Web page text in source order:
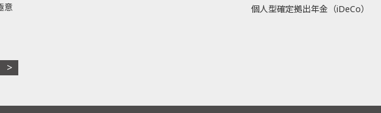
意
個人型確定拠出年金（iDeCo）